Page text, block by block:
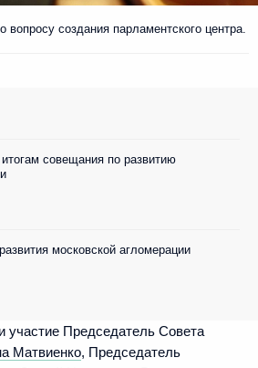
вопросу создания парламентского центра.
совещания по развитию
московской агломерации
участие Председатель Совета
Матвиенко, Председатель